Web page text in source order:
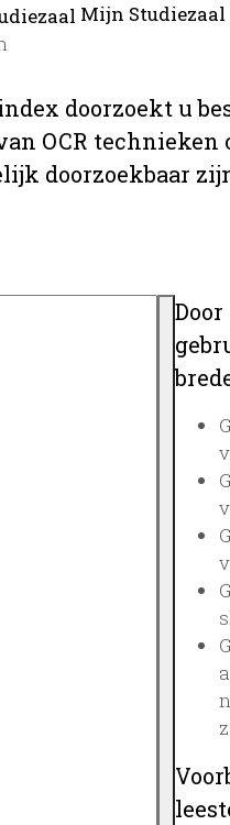
Mijn
doorzoekt u
OCR
doorzoekbaar